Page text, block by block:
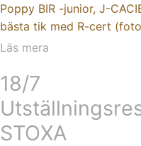
Poppy BIR -junior, J-
bästa tik med R-cert
Läs mera
18/7
STOXA